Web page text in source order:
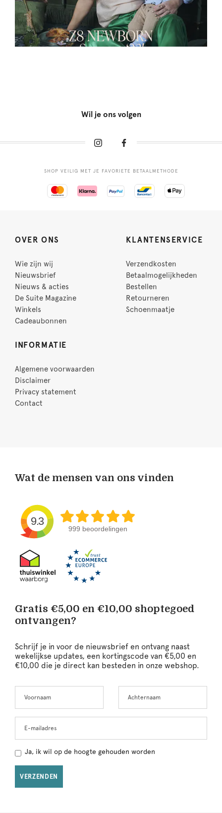
Wil je ons volgen
SHOP VEILIG MET JE FAVORIETE BETAALMETHODE
OVER ONS
Wie zijn wij
Nieuwsbrief
Nieuws & acties
De Suite Magazine
Winkels
Cadeaubonnen
KLANTENSERVICE
Verzendkosten
Betaalmogelijkheden
Bestellen
Retourneren
Schoenmaatje
INFORMATIE
Algemene voorwaarden
Disclaimer
Privacy statement
Contact
Wat de mensen van ons vinden
9.3
999 beoordelingen
Gratis €5,00 en €10,00 shoptegoed
ontvangen?
Schrijf je in voor de nieuwsbrief en ontvang naast
wekelijkse updates, een kortingscode van €5,00 en
€10,00 die je direct kan besteden in onze webshop.
this
Ja, ik wil op de hoogte gehouden worden
VERZENDEN